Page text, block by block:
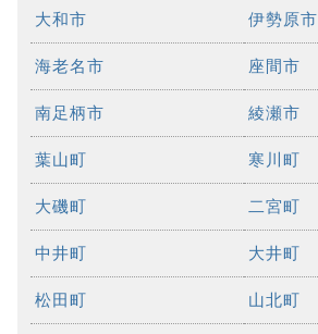
大和市 伊勢原市
海老名市 座間市
南足柄市 綾瀬市
葉山町 寒川町
大磯町 二宮町
中井町 大井町
松田町 山北町